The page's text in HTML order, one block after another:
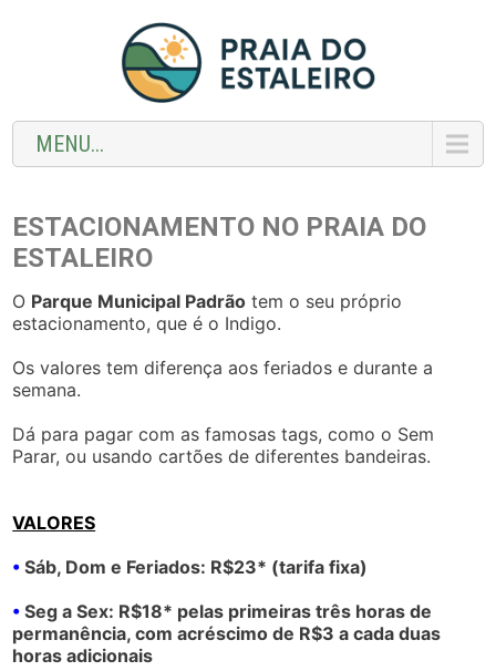
MENU...
ESTACIONAMENTO NO PRAIA DO
ESTALEIRO
O Parque Municipal Padrão tem o seu próprio
estacionamento, que é o Indigo.
Os valores tem diferença aos feriados e durante a
semana.
Dá para pagar com as famosas tags, como o Sem
Parar, ou usando cartões de diferentes bandeiras.
VALORES
• Sáb, Dom e Feriados: R$23* (tarifa fixa)
• Seg a Sex: R$18* pelas primeiras três horas de
permanência, com acréscimo de R$3 a cada duas
horas adicionais